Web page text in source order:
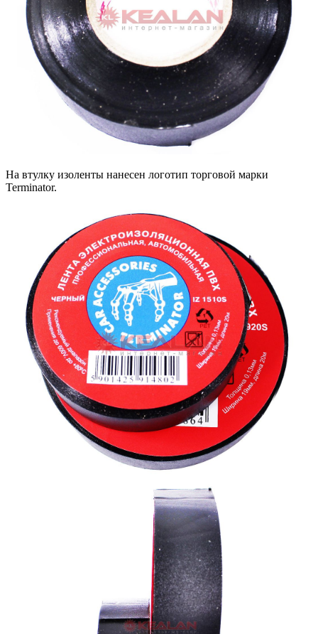
На втулку изоленты нанесен логотип торговой марки
Terminator.